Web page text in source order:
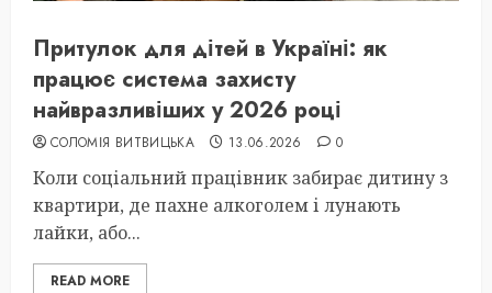
Притулок для дітей в Україні: як
працює система захисту
найвразливіших у 2026 році
СОЛОМІЯ ВИТВИЦЬКА 13.06.2026 0
Коли соціальний працівник забирає дитину з
квартири, де пахне алкоголем і лунають
лайки, або...
READ MORE